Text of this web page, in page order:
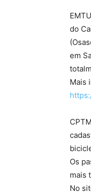
do
em
Mais
Os
mais
No